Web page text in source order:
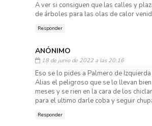
A ver si consiguen que las calles y
de árboles para las olas de calor
Responder
ANÓNIMO
18 de junio de 2022 a las 20:16
Eso se lo pides a Palmero de
Alias el peligroso que se lo llevan
meses y se rien en la cara de los
para el ultimo darle coba y seguir
Responder